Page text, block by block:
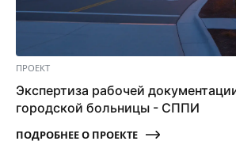
ПРОЕКТ
Экспертиза рабочей
городской больницы - СППИ
ПОДРОБНЕЕ О ПРОЕКТЕ